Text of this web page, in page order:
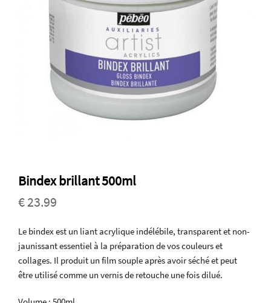
Bindex brillant 500ml
€ 23.99
Le bindex est un liant acrylique indélébile, transparent et non-
jaunissant essentiel à la préparation de vos couleurs et
collages. Il produit un film souple après avoir séché et peut
être utilisé comme un vernis de retouche une fois dilué.